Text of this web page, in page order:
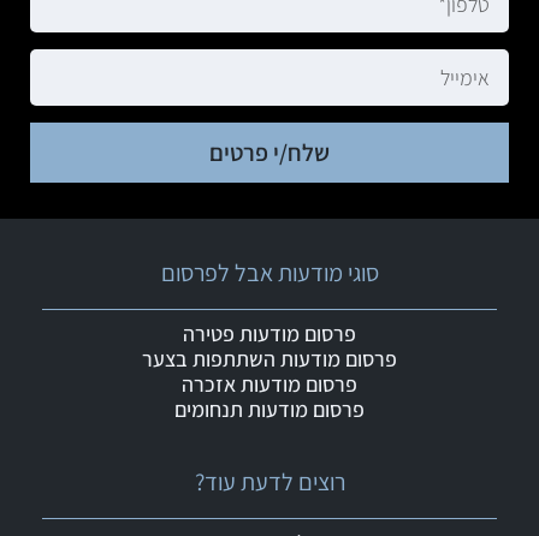
שלח/י פרטים
רוצים לדעת עוד?
סוגי מודעות אבל לפרסום
פרסום מודעות פטירה
פרסום מודעות השתתפות בצער
פרסום מודעות אזכרה
פרסום מודעות תנחומים